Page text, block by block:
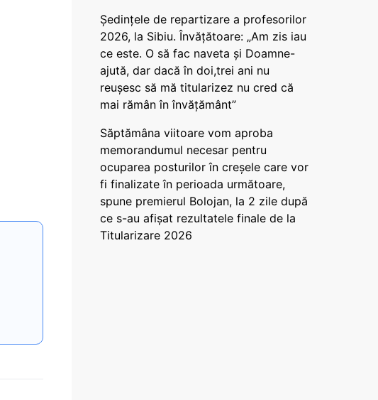
Ședințele de repartizare a profesorilor
2026, la Sibiu. Învățătoare: „Am zis iau
ce este. O să fac naveta și Doamne-
ajută, dar dacă în doi,trei ani nu
reușesc să mă titularizez nu cred că
mai rămân în învățământ”
Săptămâna viitoare vom aproba
memorandumul necesar pentru
ocuparea posturilor în creșele care vor
fi finalizate în perioada următoare,
spune premierul Bolojan, la 2 zile după
ce s-au afișat rezultatele finale de la
Titularizare 2026